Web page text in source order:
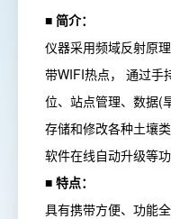
■ 简介：
仪器采用频域反射原
带WIFI热点， 通过手
位、站点管理、数据(
存储和修改各种土壤
软件在线自动升级等功
■ 特点：
具有携带方便、功能